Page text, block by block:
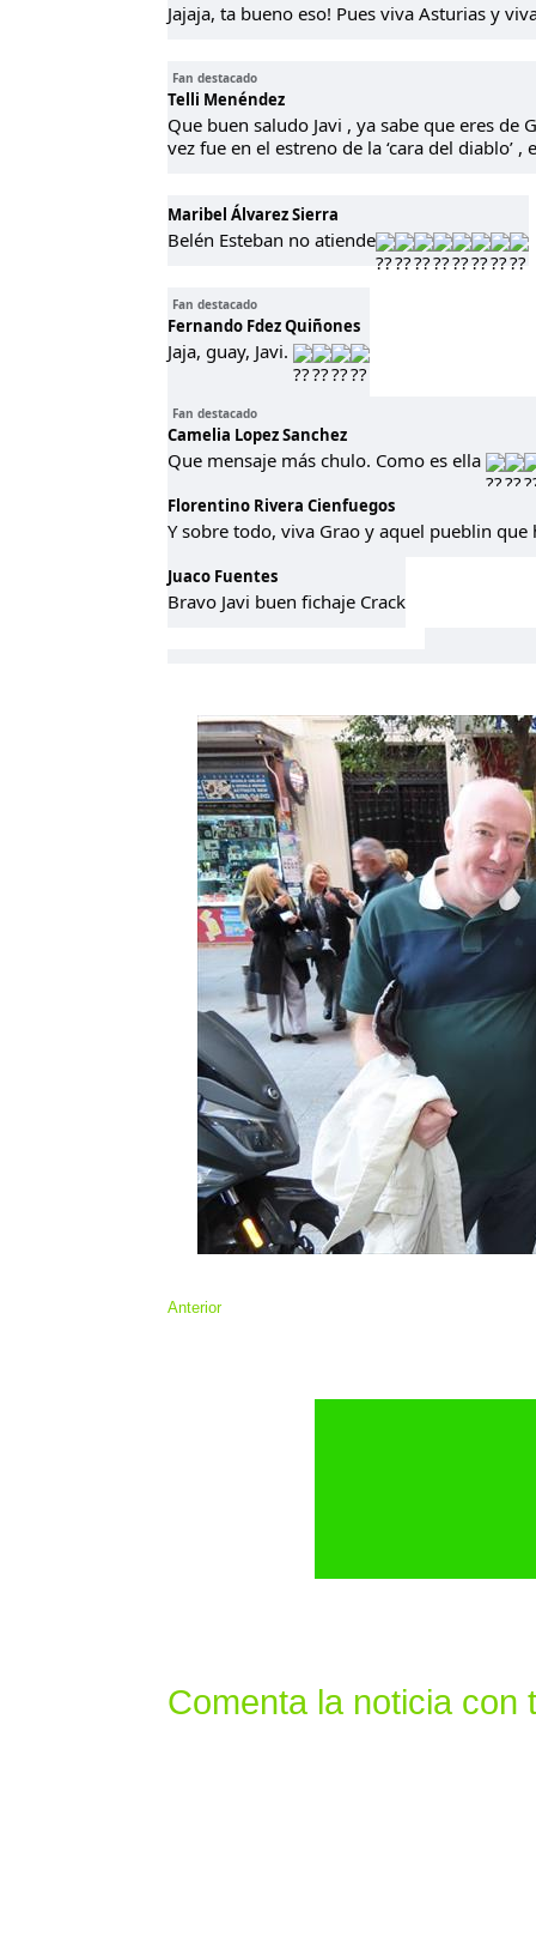
Jajaja, ta bueno eso! Pues viva Asturias y
Fan destacado
Telli Menéndez
Que buen saludo Javi , ya sabe que eres
vez fue en el estreno de la ‘cara del diablo’
Maribel Álvarez Sierra
Belén Esteban no atiende
Fan destacado
Fernando Fdez Quiñones
Jaja, guay, Javi.
Fan destacado
Camelia Lopez Sanchez
Que mensaje más chulo. Como es ella
Florentino Rivera Cienfuegos
Y sobre todo, viva Grao y aquel pueblin
Juaco Fuentes
Bravo Javi buen fichaje Crack
Anterior
Comenta la noticia con